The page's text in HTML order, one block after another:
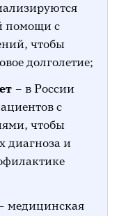
помощи с
чтобы
долголетие;
– в России
с
чтобы
диагноза и
медицинская